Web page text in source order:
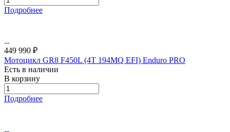
Подробнее
449 990 ₽
Мотоцикл GR8 F450L (4T 194MQ EFI) Enduro PRO
Есть в наличии
В корзину
Подробнее